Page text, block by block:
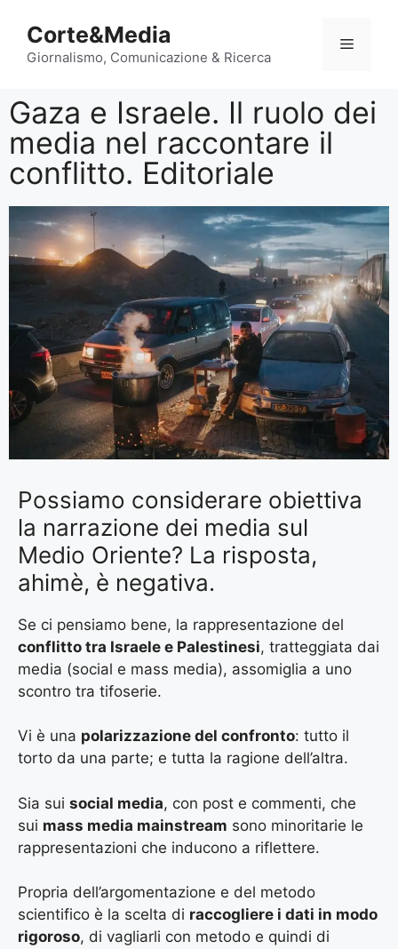
Corte&Media
Giornalismo, Comunicazione & Ricerca
Gaza e Israele. Il ruolo dei
media nel raccontare il
conflitto. Editoriale
Possiamo considerare obiettiva
la narrazione dei media sul
Medio Oriente? La risposta,
ahimè, è negativa.
Se ci pensiamo bene, la rappresentazione del
conflitto tra Israele e Palestinesi, tratteggiata dai
media (social e mass media), assomiglia a uno
scontro tra tifoserie.
Vi è una polarizzazione del confronto: tutto il
torto da una parte; e tutta la ragione dell’altra.
Sia sui social media, con post e commenti, che
sui mass media mainstream sono minoritarie le
rappresentazioni che inducono a riflettere.
Propria dell’argomentazione e del metodo
scientifico è la scelta di raccogliere i dati in modo
rigoroso, di vagliarli con metodo e quindi di